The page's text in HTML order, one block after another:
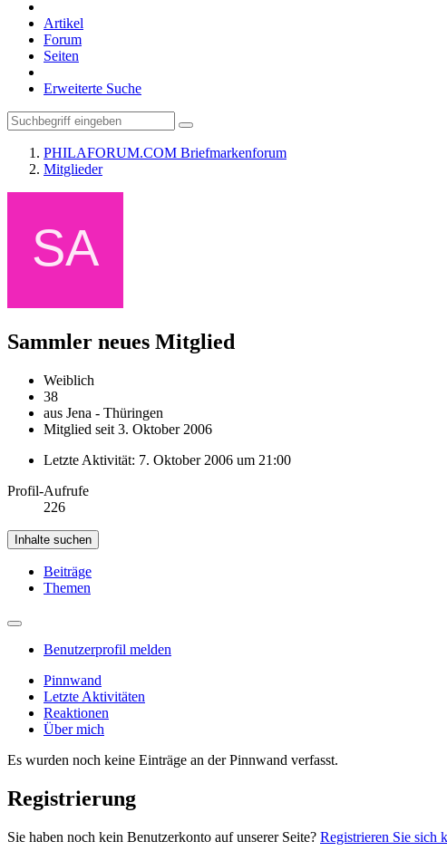
Artikel
Forum
Seiten
Erweiterte Suche
PHILAFORUM.COM Briefmarkenforum
Mitglieder
Sammler neues Mitglied
Weiblich
38
aus Jena - Thüringen
Mitglied seit 3. Oktober 2006
Letzte Aktivität: 7. Oktober 2006 um 21:00
Profil-Aufrufe
226
Inhalte suchen
Beiträge
Themen
Benutzerprofil melden
Pinnwand
Letzte Aktivitäten
Reaktionen
Über mich
Es wurden noch keine Einträge an der Pinnwand verfasst.
Registrierung
Sie haben noch kein Benutzerkonto auf unserer Seite? Registrieren Sie sich